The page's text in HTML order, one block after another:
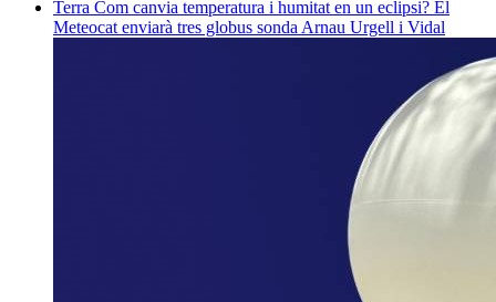
Terra Com canvia temperatura i humitat en un eclipsi? El
Meteocat enviarà tres globus sonda Arnau Urgell i Vidal